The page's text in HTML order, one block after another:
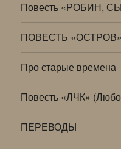
Повесть «РОБИН,
ПОВЕСТЬ «ОСТРОВ»
Про старые времена
Повесть «ЛЧК»
ПЕРЕВОДЫ